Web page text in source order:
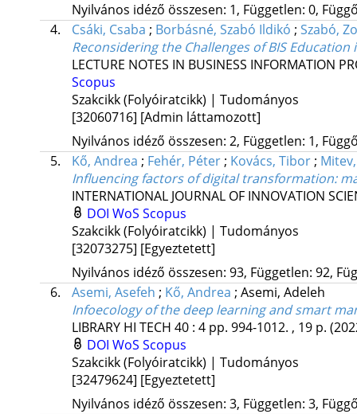
Nyilvános idéző összesen: 1, Független: 0,
4.
Csáki, Csaba ; Borbásné, Szabó Ildikó ; Szabó,
Reconsidering the Challenges of BIS Education
LECTURE NOTES IN BUSINESS INFORMATION
Scopus
Szakcikk (Folyóiratcikk) | Tudományos
[32060716] [Admin láttamozott]
Nyilvános idéző összesen: 2, Független: 1,
5.
Kő, Andrea ; Fehér, Péter; Kovács, Tibor;
Influencing factors of digital transformation:
INTERNATIONAL JOURNAL OF INNOVATION
DOI WoS Scopus
Szakcikk (Folyóiratcikk) | Tudományos
[32073275] [Egyeztetett]
Nyilvános idéző összesen: 93, Független: 92,
6.
Asemi, Asefeh ; Kő, Andrea ; Asemi, Adeleh
Infoecology of the deep learning and smart
LIBRARY HI TECH 40: 4 pp. 994-1012. , 19 p.
DOI WoS Scopus
Szakcikk (Folyóiratcikk) | Tudományos
[32479624] [Egyeztetett]
Nyilvános idéző összesen: 3, Független: 3,